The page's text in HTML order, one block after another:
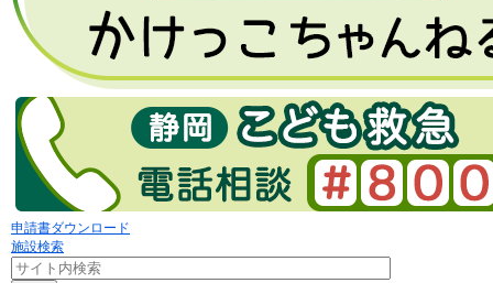
申請書ダウンロード
施設検索